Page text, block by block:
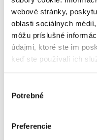
webové stránky,
oblasti sociálnych
môžu príslušné
údajmi, ktoré ste im
keď ste používali ich
súhlasu
Potrebné
Preferencie
25,00 €